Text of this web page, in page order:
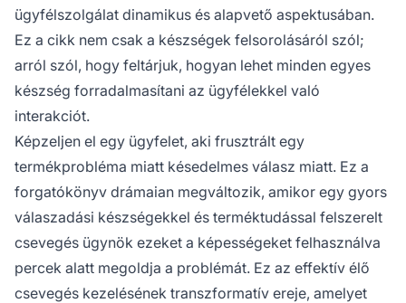
ügyfélszolgálat dinamikus és alapvető aspektusában.
Ez a cikk nem csak a készségek felsorolásáról szól;
arról szól, hogy feltárjuk, hogyan lehet minden egyes
készség forradalmasítani az ügyfélekkel való
interakciót.
Képzeljen el egy ügyfelet, aki frusztrált egy
termékprobléma miatt késedelmes válasz miatt. Ez a
forgatókönyv drámaian megváltozik, amikor egy gyors
válaszadási készségekkel és terméktudással felszerelt
csevegés ügynök ezeket a képességeket felhasználva
percek alatt megoldja a problémát. Ez az effektív élő
csevegés kezelésének transzformatív ereje, amelyet